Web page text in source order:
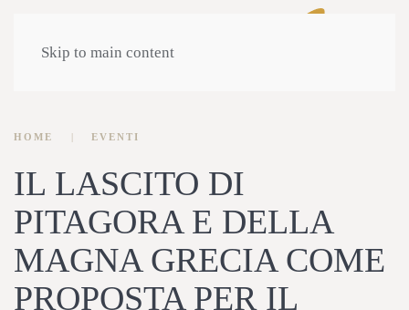
Skip to main content
HOME EVENTI
IL LASCITO DI
PITAGORA E DELLA
MAGNA GRECIA COME
PROPOSTA PER IL